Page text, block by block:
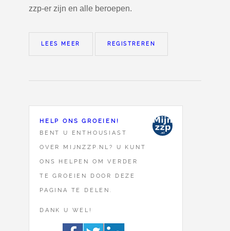
zzp-er zijn en alle beroepen.
LEES MEER REGISTREREN
HELP ONS GROEIEN!
BENT U ENTHOUSIAST
OVER MIJNZZP.NL? U KUNT
ONS HELPEN OM VERDER
TE GROEIEN DOOR DEZE
PAGINA TE DELEN.
DANK U WEL!